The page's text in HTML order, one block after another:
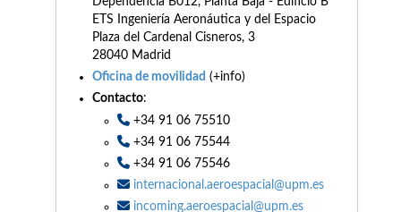
ETS Ingeniería Aeronáutica y del Espacio
Plaza del Cardenal Cisneros, 3
28040 Madrid
Oficina de movilidad (+info)
Contacto:
+34 91 06 75510
+34 91 06 75544
+34 91 06 75546
internacional.aeroespacial@upm.es
incoming.aeroespacial@upm.es